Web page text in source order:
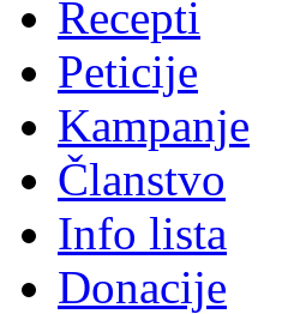
Recepti
Peticije
Kampanje
Članstvo
Info lista
Donacije